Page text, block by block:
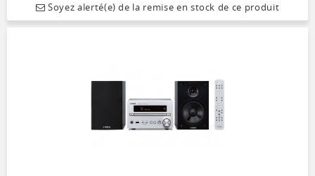
Soyez alerté(e) de la remise en stock de ce produit